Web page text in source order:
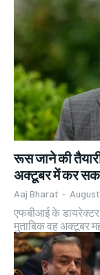
रूस जाने की
अक्टूबर में कर सकते
Aaj Bharat -
एफबीआई के
मुताबिक वह अक्टूबर